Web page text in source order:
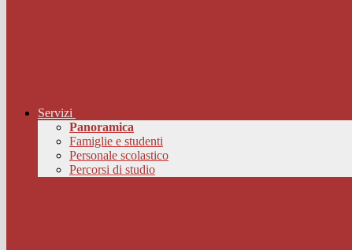
Servizi
Panoramica
Famiglie e studenti
Personale scolastico
Percorsi di studio